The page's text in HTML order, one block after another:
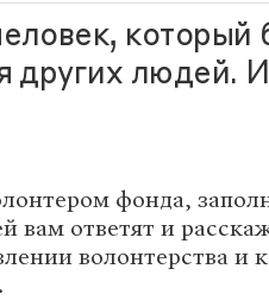
который
других людей.
фонда,
вам ответят и
волонтерства и